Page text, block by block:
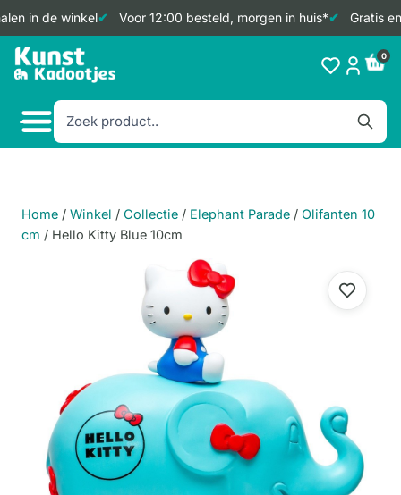
in de winkel Voor 12:00 besteld, morgen in huis* Gratis
Doorgaan
naar
0
Home / Winkel / Collectie / Elephant Parade / Olifanten 10
cm / Hello Kitty Blue 10cm